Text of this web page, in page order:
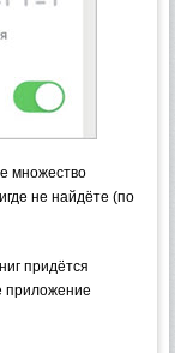
множество
не найдёте (по
придётся
приложение